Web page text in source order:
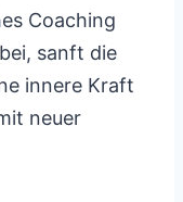
Coaching
sanft die
innere Kraft
neuer